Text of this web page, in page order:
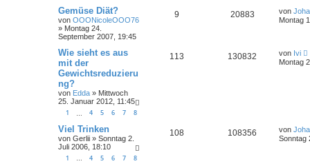
Gemüse Diät?
von OOONicoleOOO76
» Montag 24.
September 2007, 19:45
9 20883 von
Montag
Wie sieht es aus
mit der
Gewichtsreduzieru
ng?
von Edda » Mittwoch
25. Januar 2012, 11:45
1 4 5 6 7 8
113 130832 von Ivi
Montag
Viel Trinken
von Gerlii » Sonntag 2.
Juli 2006, 18:10
1 … 4 5 6 7 8
108 108356 von
Sonntag